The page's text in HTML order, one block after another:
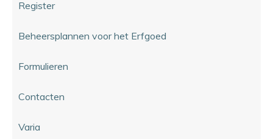
Register
Beheersplannen voor het Erfgoed
Formulieren
Contacten
Varia